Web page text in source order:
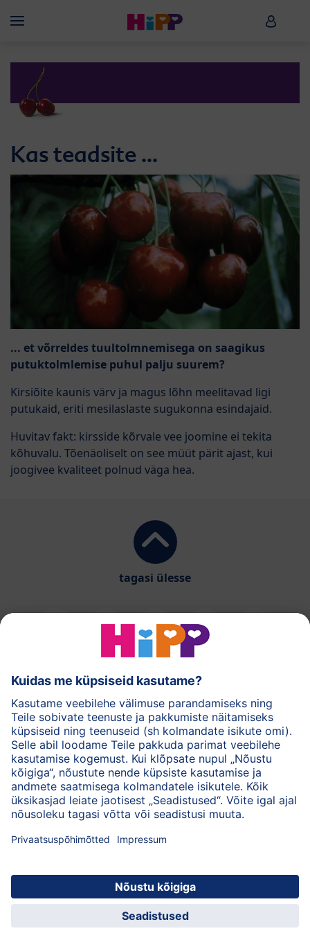
Menü HiPP
Kas teadsite ...
... et võrreldes tuultolmnemisega on saagikus
putuktolmlemise puhul palju suurem?
Kirsiõite kaunis värv ja magus lõhn meelitavad ligi
putukaid, eriti mesilaslaste sugukonna esindajaid.
Huvitav fakt: kirsside kõrvale vee joomine ei tekita
kõhuvalu. Tõenäoliselt on see müüt pärit ajast, kui
joogivee kvaliteet polnud väga hea.
tagasi ülesse
HiPPi piimasegud
HiPPi imikutoidud
HiPPi nahahooldus
Privaatsuspõhimõtted
Kasutustingimused
Andmed
Ettevõttest HiPP Kontakt
© 2026 HiPP